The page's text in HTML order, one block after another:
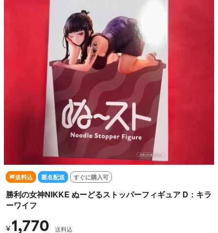
送料込 匿名配送 すぐに購入可
勝利の女神NIKKE ぬーどるストッパーフィギュア D：キラ
ーワイフ
¥1,770 送料込